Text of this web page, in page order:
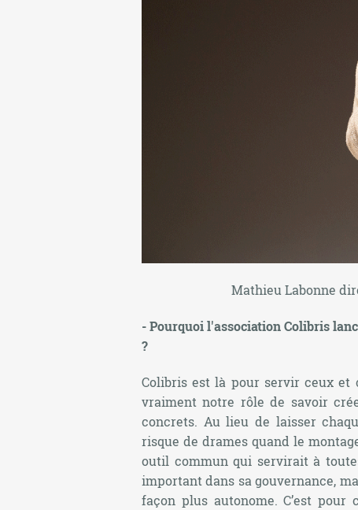
Mathieu Labonne
- Pourquoi l'association Colibris
?
Colibris est là pour servir ceux et
vraiment notre rôle de savoir
concrets. Au lieu de laisser
risque de drames quand le
outil commun qui servirait à
important dans sa gouvernance,
façon plus autonome. C’est